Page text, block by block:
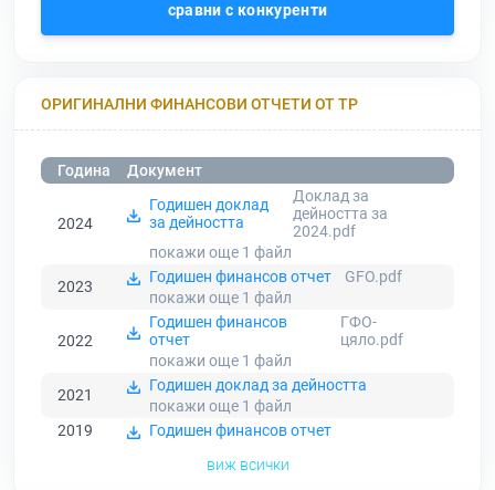
сравни с конкуренти
ОРИГИНАЛНИ ФИНАНСОВИ ОТЧЕТИ ОТ ТР
Година Документ
2024
Годишен доклад
за дейността
Доклад за
дейността за
2024.pdf
покажи още 1 файл
2023
Годишен финансов отчет
GFO.pdf
покажи още 1 файл
2022
Годишен финансов
отчет
ГФО-
цяло.pdf
покажи още 1 файл
2021
Годишен доклад за дейността
покажи още 1 файл
2019
Годишен финансов отчет
виж всички